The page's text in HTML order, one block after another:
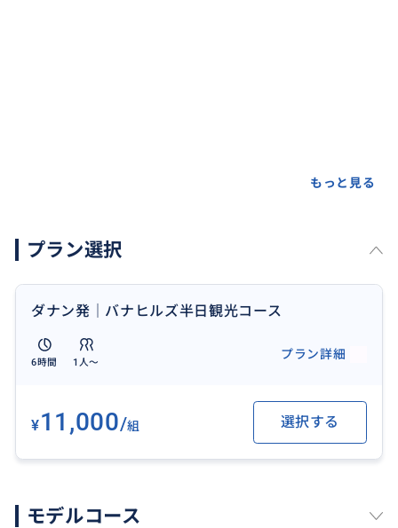
もっと見る
プラン選択
ダナン発｜バナヒルズ半日観光コース
6時間 1人〜
プラン詳細
¥11,000/組 選択する
モデルコース